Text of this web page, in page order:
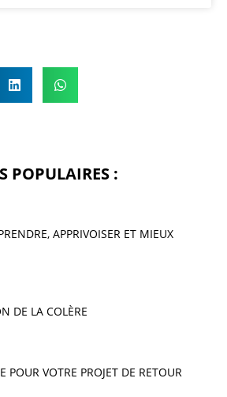
POPULAIRES :
APPRIVOISER ET MIEUX
DE LA COLÈRE
POUR VOTRE PROJET DE RETOUR